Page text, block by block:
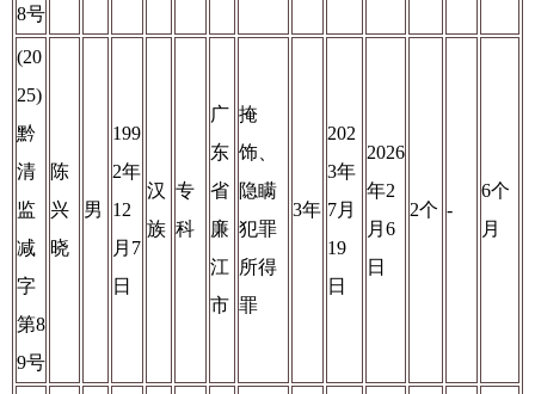
8号
(20
25)
黔
清
监
减
字
第8
9号
陈
兴
晓
男
199
2年
12
月7
日
汉
族
专
科
广
东
省
廉
江
市
掩
饰、
隐瞒
犯罪
所得
罪
3年
202
3年
7月
19
日
2026
年2
月6
日
2个 -
6个
月